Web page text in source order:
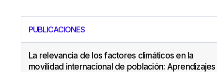
PUBLICACIONES
La relevancia de los factores climáticos en la
movilidad internacional de población: Aprendizajes